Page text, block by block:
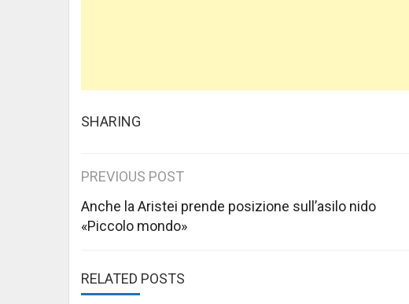
SHARING
Post
navigation
PREVIOUS POST
Anche la Aristei prende posizione sull’asilo nido
«Piccolo mondo»
RELATED POSTS